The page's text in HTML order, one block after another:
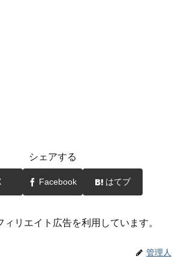
シェアする
Facebook はてブ
ィリエイト広告を利用しています。
管理人